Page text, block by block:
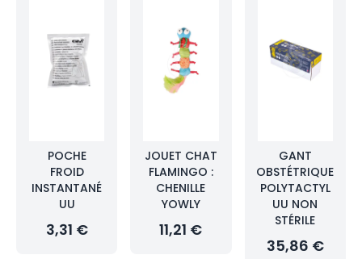
POCHE
FROID
INSTANTANÉ
UU
3,31 €
JOUET CHAT
FLAMINGO :
CHENILLE
YOWLY
11,21 €
GANT
OBSTÉTRIQUE
POLYTACTYL
UU NON
STÉRILE
35,86 €